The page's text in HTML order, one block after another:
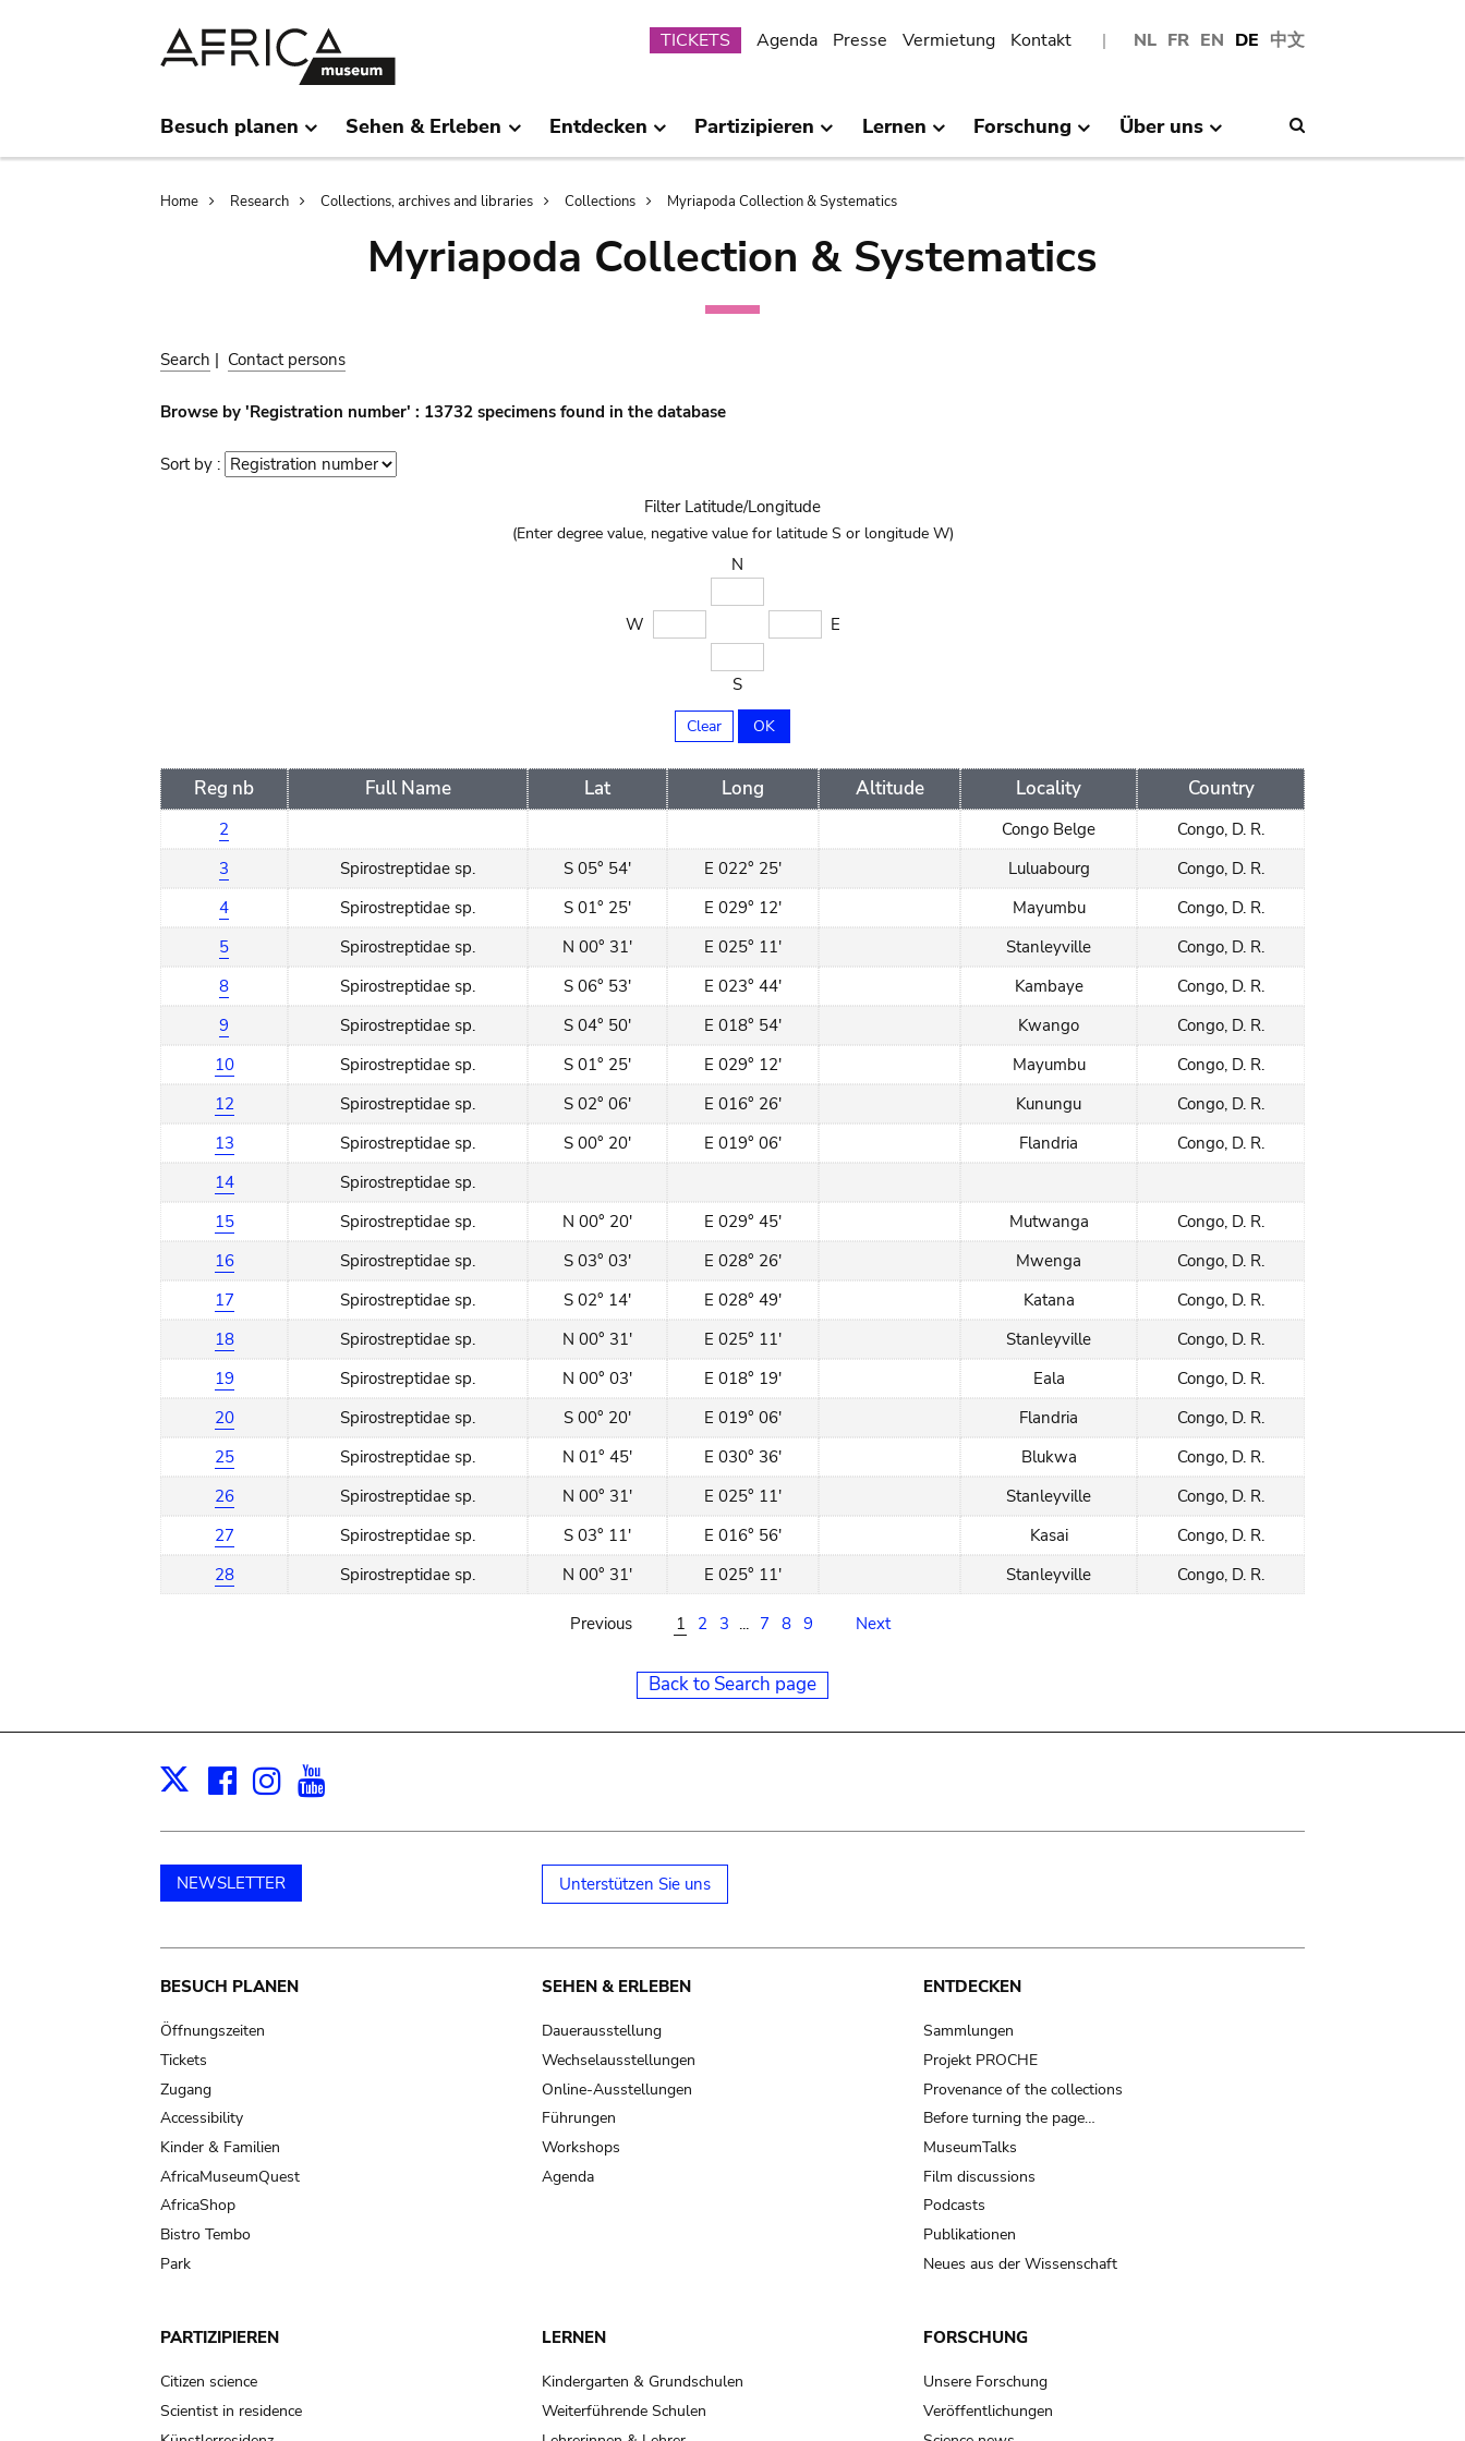
NL FR EN DE 中文
Submenu
TICKETS Agenda Presse Vermietung Kontakt
Besuch planen Sehen & Erleben Entdecken Partizipieren Lernen Forschung Über uns
Breadcrumb
Home Research Collections, archives and libraries Collections Myriapoda Collection & Systematics
Myriapoda Collection & Systematics
Search | Contact persons
Browse by 'Registration number' : 13732 specimens found in the database
Sort by : Sort
Filter Latitude/Longitude
(Enter degree value, negative value for latitude S or longitude W)
N
W
E
S
Reg nb Full Name Lat Long Altitude Locality Country
2 Congo Belge
Congo, D. R.
3
Spirostreptidae sp. S 05° 54' E 022° 25' Luluabourg
Congo, D. R.
4
Spirostreptidae sp. S 01° 25' E 029° 12' Mayumbu
Congo, D. R.
5
Spirostreptidae sp. N 00° 31' E 025° 11' Stanleyville
Congo, D. R.
8
Spirostreptidae sp. S 06° 53' E 023° 44' Kambaye
Congo, D. R.
9
Spirostreptidae sp. S 04° 50' E 018° 54' Kwango
Congo, D. R.
10
Spirostreptidae sp. S 01° 25' E 029° 12' Mayumbu
Congo, D. R.
12
Spirostreptidae sp. S 02° 06' E 016° 26' Kunungu
Congo, D. R.
13
Spirostreptidae sp. S 00° 20' E 019° 06' Flandria
Congo, D. R.
14
Spirostreptidae sp.
15
Spirostreptidae sp. N 00° 20' E 029° 45' Mutwanga
Congo, D. R.
16
Spirostreptidae sp. S 03° 03' E 028° 26' Mwenga
Congo, D. R.
17
Spirostreptidae sp. S 02° 14' E 028° 49' Katana
Congo, D. R.
18
Spirostreptidae sp. N 00° 31' E 025° 11' Stanleyville
Congo, D. R.
19
Spirostreptidae sp. N 00° 03' E 018° 19' Eala
Congo, D. R.
20
Spirostreptidae sp. S 00° 20' E 019° 06' Flandria
Congo, D. R.
25
Spirostreptidae sp. N 01° 45' E 030° 36' Blukwa
Congo, D. R.
26
Spirostreptidae sp. N 00° 31' E 025° 11' Stanleyville
Congo, D. R.
27
Spirostreptidae sp. S 03° 11' E 016° 56' Kasai
Congo, D. R.
28
Spirostreptidae sp. N 00° 31' E 025° 11' Stanleyville Congo, D. R.
Previous 1 2 3 ... 7 8 9 Next
Back to Search page
X Facebook
Instagram
NEWSLETTER Unterstützen Sie uns
Main
navigation
BESUCH PLANEN
Öffnungszeiten
Tickets
Zugang
Accessibility
Kinder & Familien
AfricaMuseumQuest
AfricaShop
Bistro Tembo
Park
SEHEN & ERLEBEN
Dauerausstellung
Wechselausstellungen
Online-Ausstellungen
Führungen
Workshops
Agenda
ENTDECKEN
Sammlungen
Projekt PROCHE
Provenance of the collections
Before turning the page…
MuseumTalks
Film discussions
Podcasts
Publikationen
Neues aus der Wissenschaft
PARTIZIPIEREN
Citizen science
Scientist in residence
LERNEN
Kindergarten & Grundschulen
Weiterführende Schulen
FORSCHUNG
Unsere Forschung
Veröffentlichungen